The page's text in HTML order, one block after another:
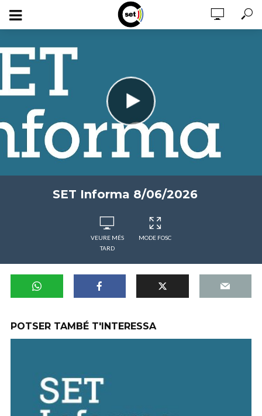
SET Informa 8/06/2026
VEURE MÉS
TARD
MODE FOSC
POTSER TAMBÉ T'INTERESSA